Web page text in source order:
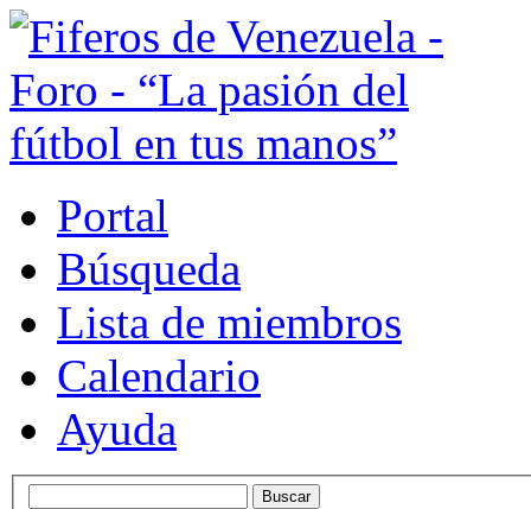
Portal
Búsqueda
Lista de miembros
Calendario
Ayuda